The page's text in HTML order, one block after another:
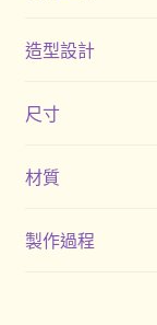
結帳
造型設計
尺寸
材質
製作過程